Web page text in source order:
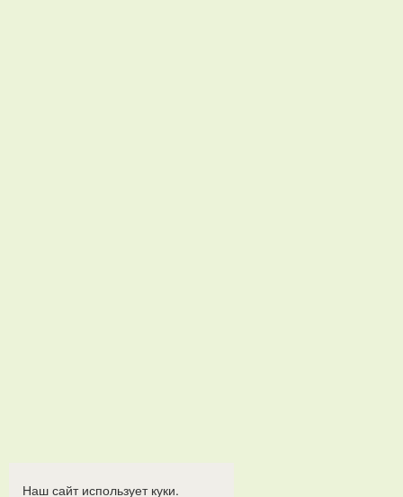
Наш сайт использует куки.